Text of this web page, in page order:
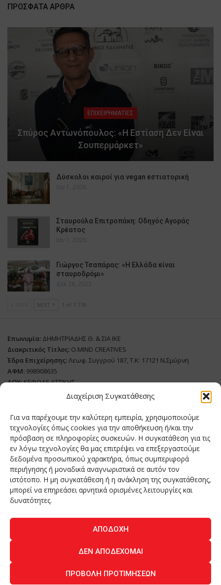
Διαχείριση Συγκατάθεσης
Για να παρέχουμε την καλύτερη εμπειρία, χρησιμοποιούμε
τεχνολογίες όπως cookies για την αποθήκευση ή/και την
πρόσβαση σε πληροφορίες συσκευών. Η συγκατάθεση για τις
εν λόγω τεχνολογίες θα μας επιτρέψει να επεξεργαστούμε
δεδομένα προσωπικού χαρακτήρα, όπως συμπεριφορά
περιήγησης ή μοναδικά αναγνωριστικά σε αυτόν τον
ιστότοπο. Η μη συγκατάθεση ή η ανάκληση της συγκατάθεσης,
μπορεί να επηρεάσει αρνητικά ορισμένες λειτουργίες και
δυνατότητες.
ΑΠΟΔΟΧΉ
ΔΕΝ ΑΠΟΔΈΧΟΜΑΙ
ΠΡΟΒΟΛΉ ΠΡΟΤΙΜΉΣΕΩΝ
ΠΡΟΣΦΑΤΑ ΑΡΘΡΑ
ΕΠΙΧΕΙΡΗΜΑΤΙΕΣ
Σπύρος Αντωνόπουλος: «Η Εστίαση Δεν Είναι
Σουπερμάρκετ»
Δύσκολοι καιροί για vegan εστιατορική
Ιαν 1, 2026
Σταυρούλα Επιτροπάκη: Οδηγός Αγοράς
Κρέατος
Ιαν 1, 2026
Γιώργος Τσαπάρας: «Η Ελλάδα είναι
σταυροδρόμι»
Δεκ 28, 2025
NEXT 1 of 1.118
Επωνυμία: ΔΗΜΗΤΡΙΑΔΗΣ Θ. & ΣΙΑ ΙΚΕ
Διακριτικός Τίτλος: O.MIND CREATIVES
Έδρα Επιχείρησης:Λεωφ. Συγγρού 187, Τ.Κ: 17121 Ν.Σμύρνη
ΑΦΜ: 998908635
ΔΟΥ:ΚΕΦΟΔΕ ΑΤΤΙΚΗΣ
Όνομα Ιδιοκτήτη και Νόμιμο Πρόσωπο: Θεόδωρος Δημητριάδης
Διευθυντής Σύνταξης:Ευθυμιάτου Μαίρη
Domain:grillmagazine.gr
Δικαιούχος Domain:Θεόδωρος Δημητριάδης
Διευθυντής:Θεόδωρος Δημητριάδης
Διαχειριστής:Θεόδωρος Δημητριάδης
Δήλωση Συμμόρφωσης
Αριθμός Πιστοποίησης Μ.Η.Τ.:
ΑΝΘΡΩΠΟΙ
ΠΕΡΙΟΔΙΚΟ ΕΠΙΚΟΙΝΩΝΙΑ
© 2026 - All Rights Reserved. -Πολιτική Απορρήτου